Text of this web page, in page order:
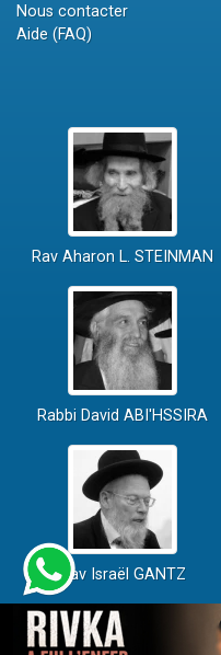
Nous contacter
Aide (FAQ)
Rav Aharon L. STEINMAN
Rabbi David ABI'HSSIRA
Rav Israël GANTZ